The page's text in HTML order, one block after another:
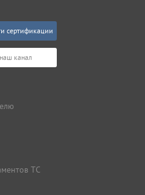
сертификации
канал
ТС